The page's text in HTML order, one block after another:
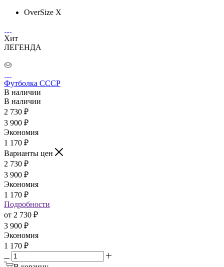
OverSize X
Хит
ЛЕГЕНДА
Футболка СССР
В наличии
В наличии
2 730 ₽
3 900 ₽
Экономия
1 170 ₽
Варианты цен
2 730 ₽
3 900 ₽
Экономия
1 170 ₽
Подробности
от 2 730 ₽
3 900 ₽
Экономия
1 170 ₽